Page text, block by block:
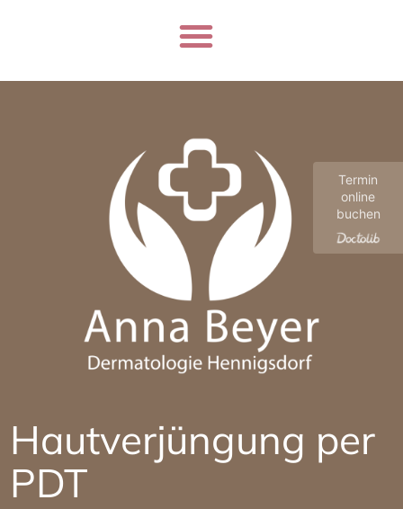
Hautverjüngung per
PDT
Termin
online
buchen